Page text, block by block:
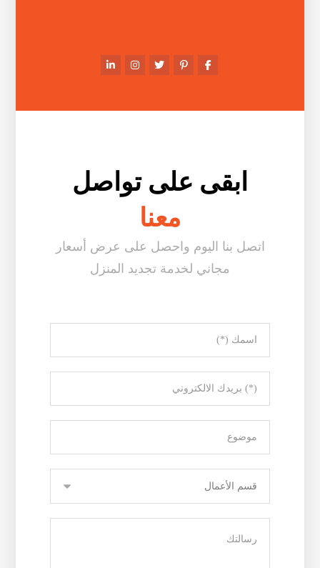
ابقى على تواصل
معنا
اتصل بنا اليوم واحصل على عرض أسعار
مجاني لخدمة تجديد المنزل